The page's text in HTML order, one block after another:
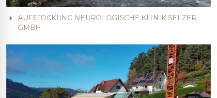
AUFSTOCKUNG NEUROLOGISCHE KLINIK SELZER
GMBH